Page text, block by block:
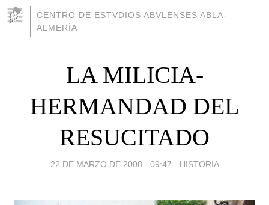
CENTRO DE ESTVDIOS ABVLENSES ABLA-
ALMERÍA
LA MILICIA-
HERMANDAD DEL
RESUCITADO
22 DE MARZO DE 2008 - 09:47 - HISTORIA